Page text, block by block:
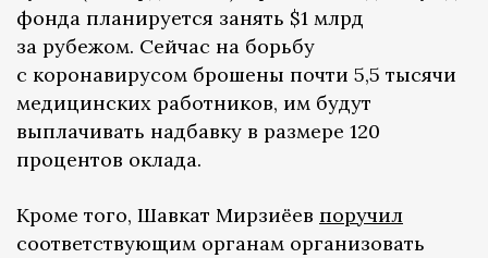
фонда планируется занять $1 млрд
за рубежом. Сейчас на борьбу
с коронавирусом брошены почти 5,5 тысячи
медицинских работников, им будут
выплачивать надбавку в размере 120
процентов оклада.
Кроме того, Шавкат Мирзиёев поручил
соответствующим органам организовать